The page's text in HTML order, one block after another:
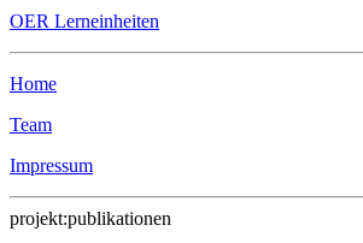
OER Lerneinheiten
Home
Team
Impressum
projekt:publikationen